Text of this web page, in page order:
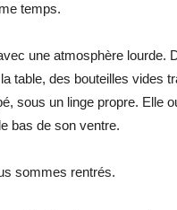
temps.
une atmosphère lourde.
table, des bouteilles vides
sous un linge propre. Elle
bas de son ventre.
sommes rentrés.